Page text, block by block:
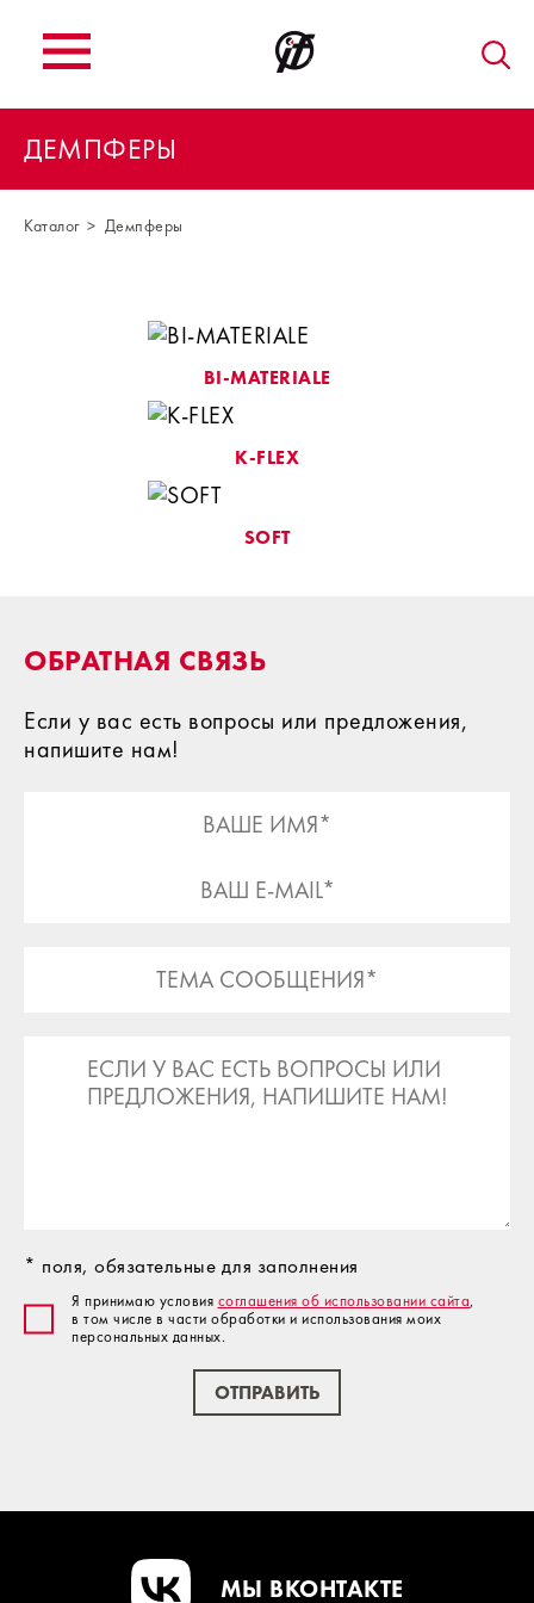
ДЕМПФЕРЫ
Каталог Демпферы
BI-MATERIALE
K-FLEX
SOFT
ОБРАТНАЯ СВЯЗЬ
Если у вас есть вопросы или предложения,
напишите нам!
* поля, обязательные для заполнения
Я принимаю условия соглашения об использовании сайта,
в том числе в части обработки и использования моих
персональных данных.
ОТПРАВИТЬ
МЫ ВКОНТАКТЕ